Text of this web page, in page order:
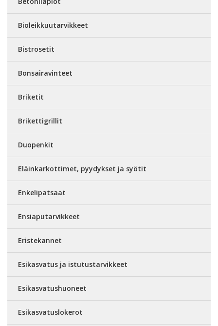
Bioleikkuutarvikkeet
Bistrosetit
Bonsairavinteet
Briketit
Brikettigrillit
Duopenkit
Eläinkarkottimet, pyydykset ja syötit
Enkelipatsaat
Ensiaputarvikkeet
Eristekannet
Esikasvatus ja istutustarvikkeet
Esikasvatushuoneet
Esikasvatuslokerot